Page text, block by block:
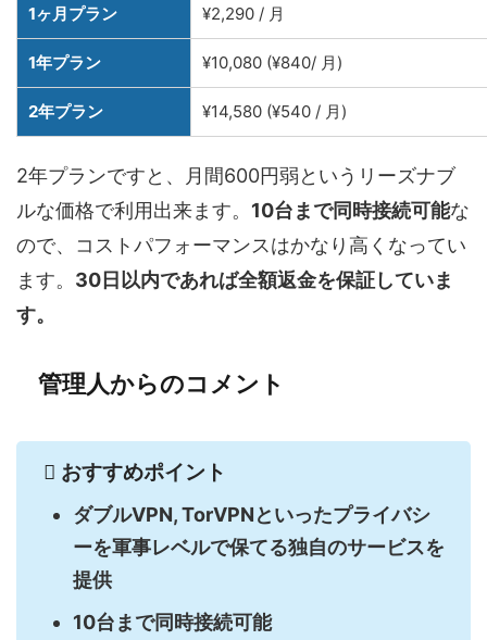
1ヶ月プラン ¥2,290 / 月
1年プラン ¥10,080 (¥840/ 月)
2年プラン ¥14,580 (¥540 / 月)
2年プランですと、月間600円弱というリーズナブ
ルな価格で利用出来ます。 10台まで同時接続可能な
ので、コストパフォーマンスはかなり高くなってい
ます。 30日以内であれば全額返金を保証していま
す。
管理人からのコメント
おすすめポイント
ダブルVPN, TorVPNといったプライバシ
ーを軍事レベルで保てる独自のサービスを
提供
10台まで同時接続可能